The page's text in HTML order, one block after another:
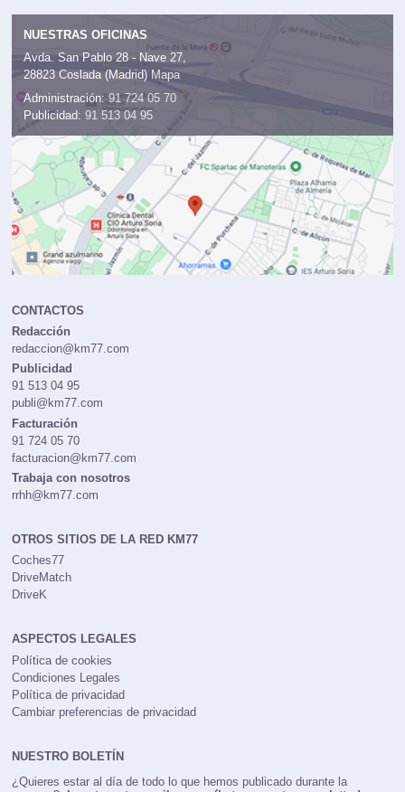
NUESTRAS OFICINAS
Avda. San Pablo 28 - Nave 27,
28823 Coslada (Madrid) Mapa
Administración: 91 724 05 70
Publicidad: 91 513 04 95
CONTACTOS
Redacción
redaccion@km77.com
Publicidad
91 513 04 95
publi@km77.com
Facturación
91 724 05 70
facturacion@km77.com
Trabaja con nosotros
rrhh@km77.com
OTROS SITIOS DE LA RED KM77
Coches77
DriveMatch
DriveK
ASPECTOS LEGALES
Política de cookies
Condiciones Legales
Política de privacidad
Cambiar preferencias de privacidad
NUESTRO BOLETÍN
¿Quieres estar al día de todo lo que hemos publicado durante la